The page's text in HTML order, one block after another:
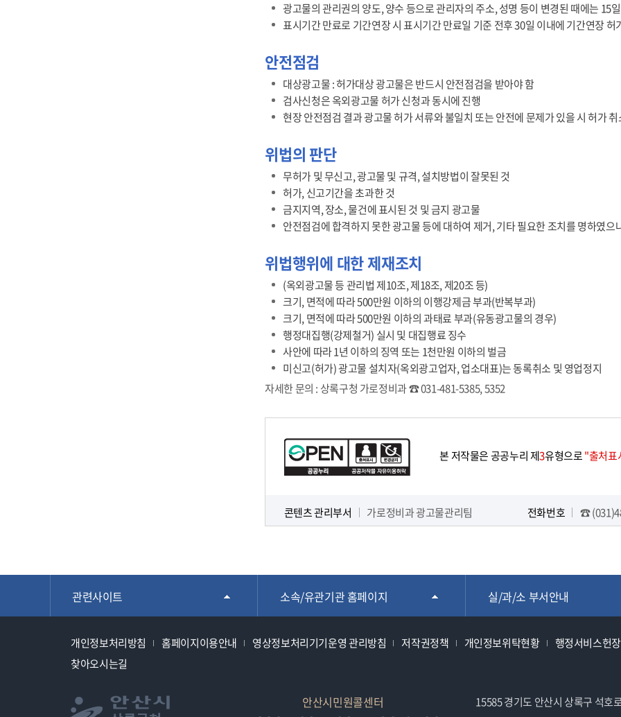
광고물의 관리권의 양도, 양수 등으로 관리자의 주소, 성명 등이 변경된 때에는 15
표시기간 만료로 기간연장 시 표시기간 만료일 기준 전후 30일 이내에 기간연장 허
안전점검
대상광고물 : 허가대상 광고물은 반드시 안전점검을 받아야 함
검사신청은 옥외광고물 허가 신청과 동시에 진행
현장 안전점검 결과 광고물 허가 서류와 불일치 또는 안전에 문제가 있을 시 허가 취
위법의 판단
무허가 및 무신고, 광고물 및 규격, 설치방법이 잘못된 것
허가, 신고기간을 초과한 것
금지지역, 장소, 물건에 표시된 것 및 금지 광고물
안전점검에 합격하지 못한 광고물 등에 대하여 제거, 기타 필요한 조치를 명하였으
위법행위에 대한 제재조치
(옥외광고물 등 관리법 제10조, 제18조, 제20조 등)
크기, 면적에 따라 500만원 이하의 이행강제금 부과(반복부과)
크기, 면적에 따라 500만원 이하의 과태료 부과(유동광고물의 경우)
행정대집행(강제철거) 실시 및 대집행료 징수
사안에 따라 1년 이하의 징역 또는 1천만원 이하의 벌금
미신고(허가) 광고물 설치자(옥외광고업자, 업소대표)는 동록취소 및 영업정지
자세한 문의 : 상록구청 가로정비과 ☎ 031-481-5385, 5352
본 저작물은 공공누리 제3유형으로"출처표
콘텐츠 관리부서 가로정비과 광고물관리팀 전화번호 ☎
관련사이트 소속/유관기관 홈페이지 실/과/소 부서안내
개인정보처리방침 홈페이지이용안내 영상정보처리기기운영 관리방침 저작권정책 개인정보위탁현황
행정서비스헌장
찾아오시는길
안산시민원콜센터
15585 경기도 안산시 상록구 석호